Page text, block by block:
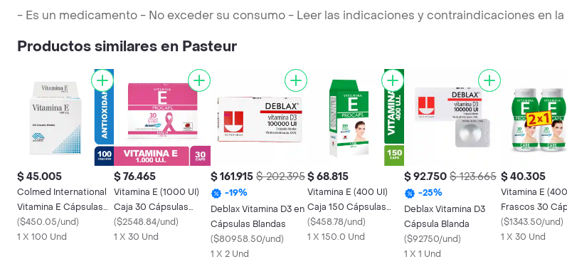
- Es un medicamento - No exceder su consumo - Leer las indicaciones y contraindicaciones en
Productos similares en Pasteur
$ 45.005
Colmed International
Vitamina E Cápsulas
Blandas
($450.05/und)
1 X 100 Und
$ 76.465
Vitamina E (1000 UI)
Caja 30 Cápsulas
Blandas
($2548.84/und)
1 X 30 Und
$ 161.915 $ 202.395
-19%
Deblax Vitamina D3 en
Cápsulas Blandas
($80958.50/und)
1 X 2 Und
$ 68.815
Vitamina E (400 UI)
Caja 150 Cápsulas
Blandas
($458.78/und)
1 X 150.0 Und
$ 92.750 $ 123.665
-25%
Deblax Vitamina D3
Cápsula Blanda
($92750/und)
1 X 1 Und
$ 40.305
Vitamina E
Frascos 30
Blandas
($1343.50/und)
1 X 30 Und